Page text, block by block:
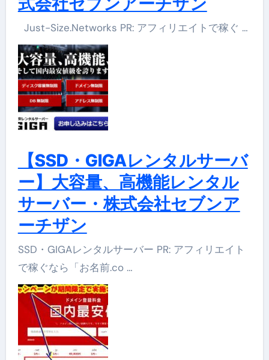
Just-Size.Networks PR: アフィリエイトで稼ぐ …
【SSD・GIGAレンタルサーバ
ー】大容量、高機能レンタル
サーバー・株式会社セブンア
ーチザン
SSD・GIGAレンタルサーバー PR: アフィリエイト
で稼ぐなら「お名前.co …